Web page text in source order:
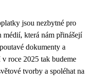
jsou nezbytné pro
která nám přinášejí
dokumenty a
roce 2025 tak budeme
tvorby a spoléhat na